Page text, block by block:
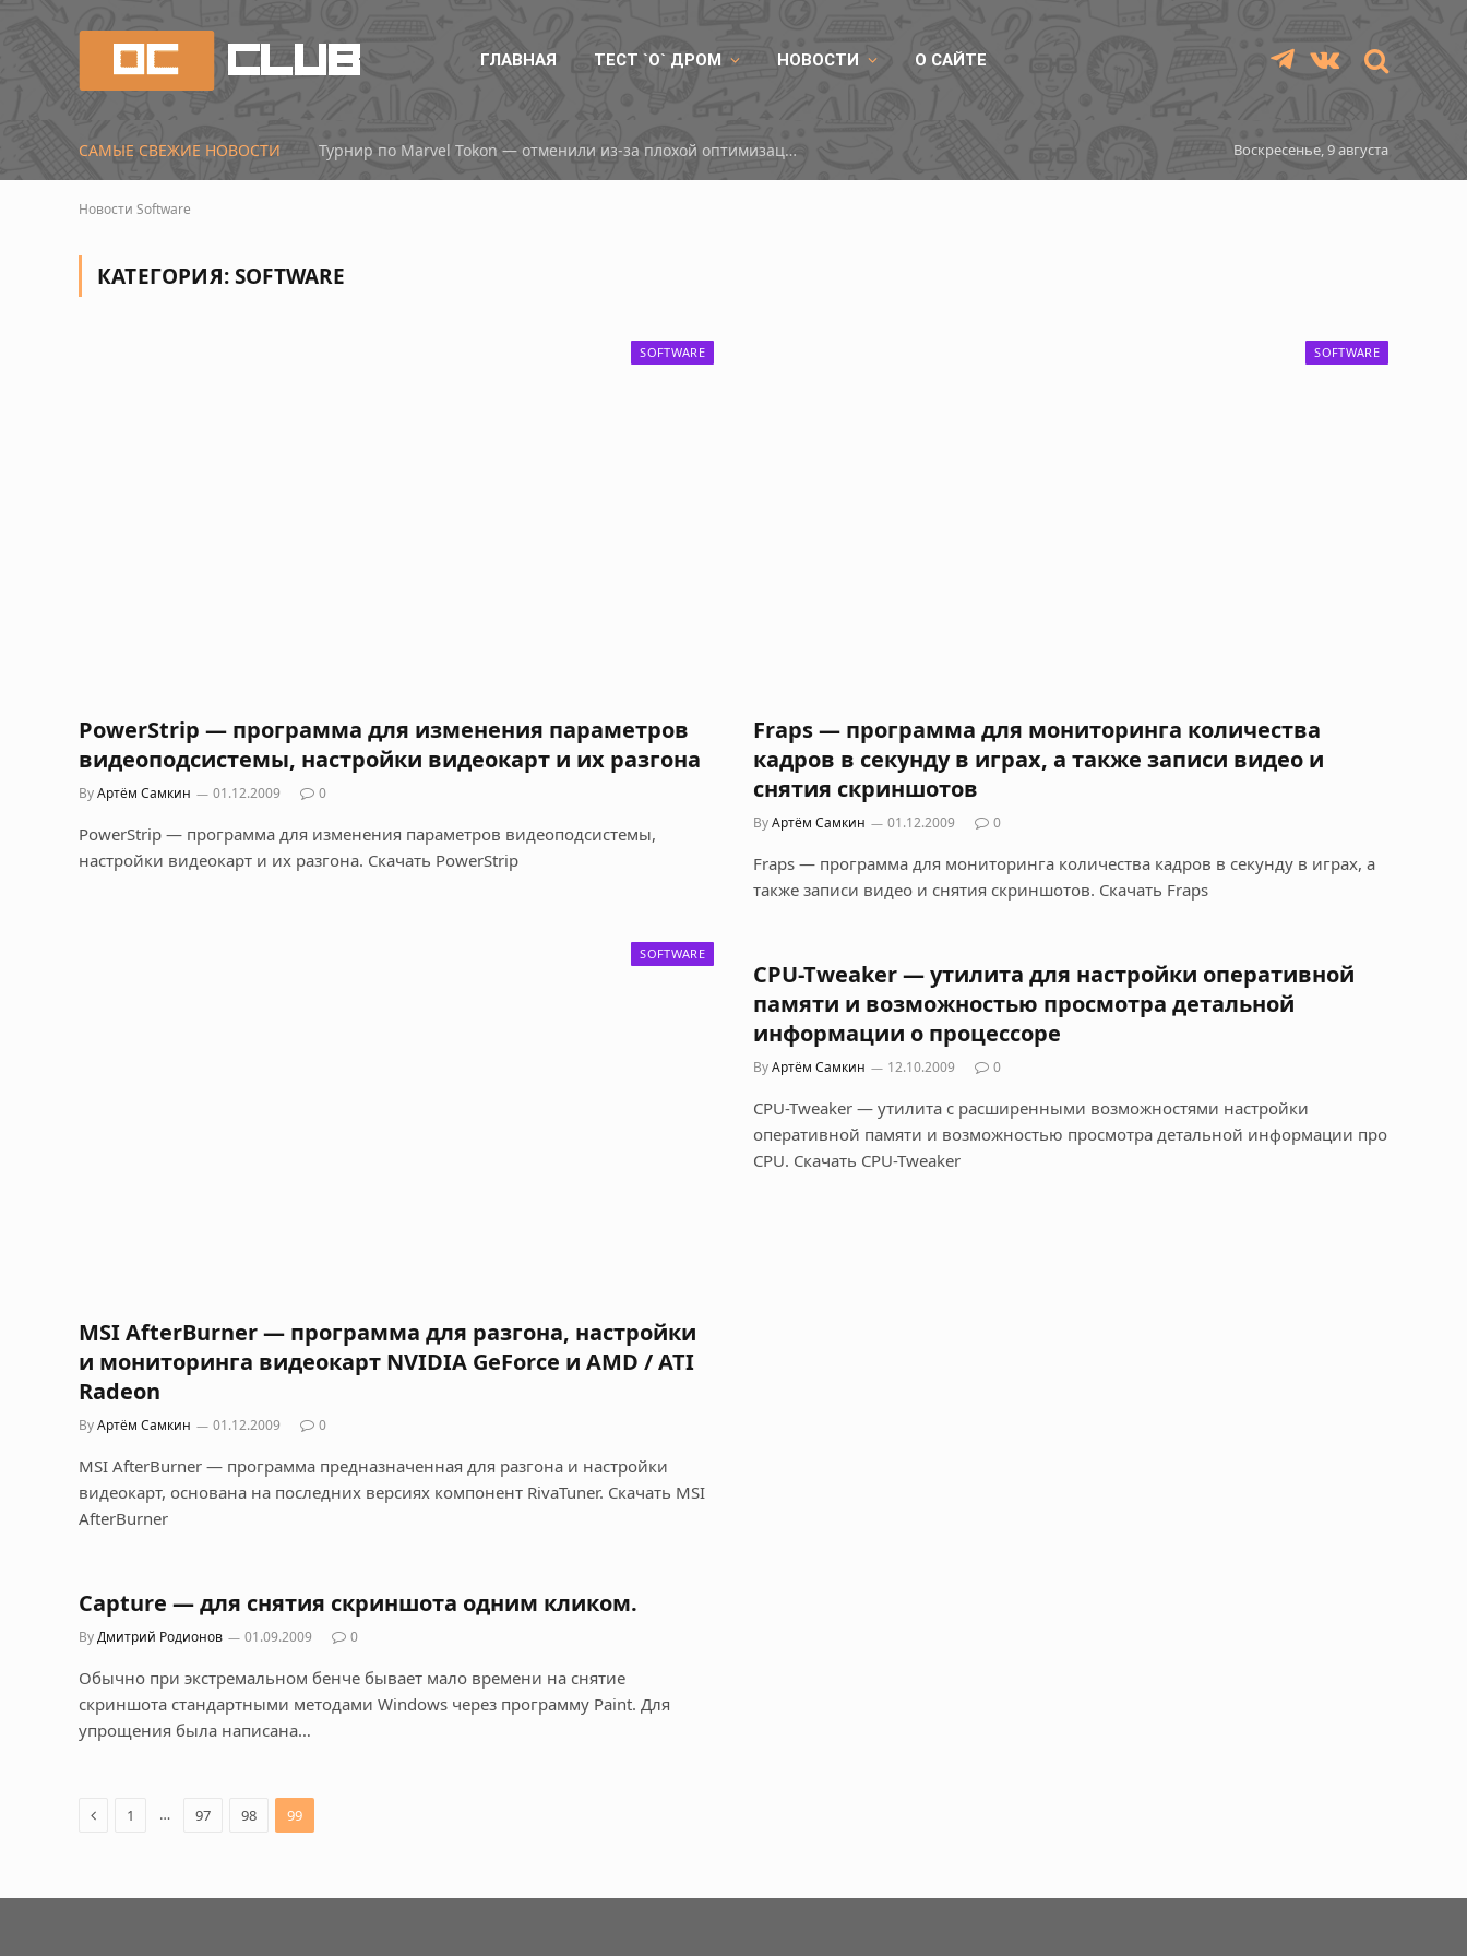
ГЛАВНАЯ ТЕСТ `О` ДРОМ НОВОСТИ О САЙТЕ TelegramVKontakte
САМЫЕ СВЕЖИЕ НОВОСТИ Турнир по Marvel Tokon — отменили из-за плохой оптимизации Воскресенье, 9 августа
Новости Software
КАТЕГОРИЯ:SOFTWARE
SOFTWARE
PowerStrip — программа для изменения параметров
видеоподсистемы, настройки видеокарт и их разгона
ByАртём Самкин 01.12.2009 0
PowerStrip — программа для изменения параметров видеоподсистемы,
настройки видеокарт и их разгона. Скачать PowerStrip
SOFTWARE
Fraps — программа для мониторинга количества
кадров в секунду в играх, а также записи видео и
снятия скриншотов
ByАртём Самкин 01.12.2009 0
Fraps — программа для мониторинга количества кадров в секунду в играх, а
также записи видео и снятия скриншотов. Скачать Fraps
SOFTWARE
MSI AfterBurner — программа для разгона, настройки
и мониторинга видеокарт NVIDIA GeForce и AMD / ATI
Radeon
ByАртём Самкин 01.12.2009 0
MSI AfterBurner — программа предназначенная для разгона и настройки
видеокарт, основана на последних версиях компонент RivaTuner. Скачать MSI
AfterBurner
CPU-Tweaker — утилита для настройки оперативной
памяти и возможностью просмотра детальной
информации о процессоре
ByАртём Самкин 12.10.2009 0
CPU-Tweaker — утилита с расширенными возможностями настройки
оперативной памяти и возможностью просмотра детальной информации про
CPU. Скачать CPU-Tweaker
Capture — для снятия скриншота одним кликом.
ByДмитрий Родионов 01.09.2009 0
Обычно при экстремальном бенче бывает мало времени на снятие
скриншота стандартными методами Windows через программу Paint. Для
упрощения была написана…
Previous
1 … 97 98 99